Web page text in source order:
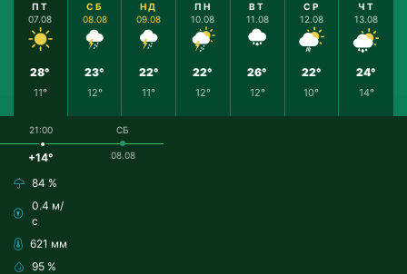
ПТ
07.08
28°
11°
СБ
08.08
23°
12°
НД
09.08
22°
11°
ПН
10.08
22°
12°
ВТ
11.08
26°
12°
СР
12.08
22°
10°
ЧТ
13.08
24°
14°
21:00
+14°
84 %
0.4 м/
с
621 мм
95 %
СБ
08.08